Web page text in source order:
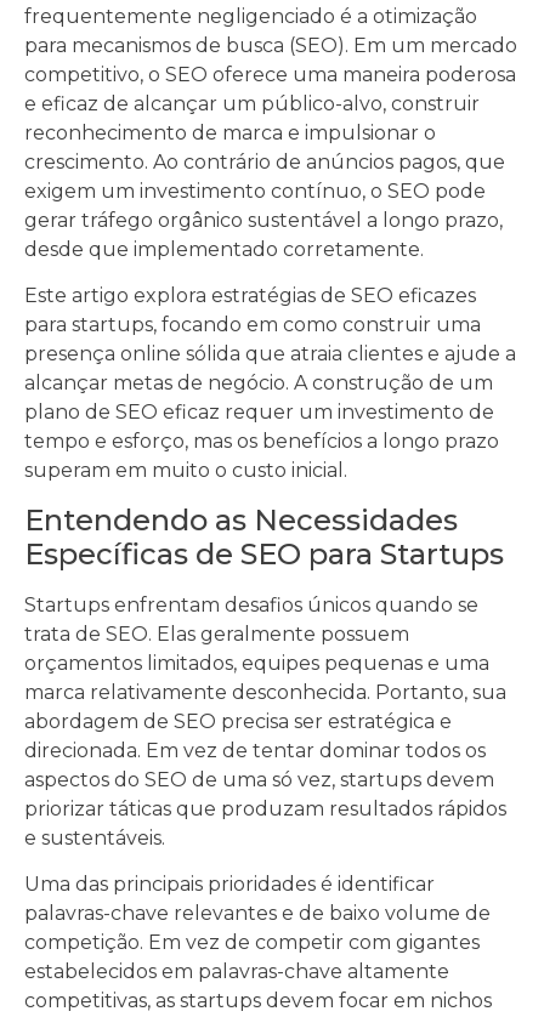
frequentemente negligenciado é a otimização
para mecanismos de busca (SEO). Em um mercado
competitivo, o SEO oferece uma maneira poderosa
e eficaz de alcançar um público-alvo, construir
reconhecimento de marca e impulsionar o
crescimento. Ao contrário de anúncios pagos, que
exigem um investimento contínuo, o SEO pode
gerar tráfego orgânico sustentável a longo prazo,
desde que implementado corretamente.
Este artigo explora estratégias de SEO eficazes
para startups, focando em como construir uma
presença online sólida que atraia clientes e ajude a
alcançar metas de negócio. A construção de um
plano de SEO eficaz requer um investimento de
tempo e esforço, mas os benefícios a longo prazo
superam em muito o custo inicial.
Entendendo as Necessidades
Específicas de SEO para Startups
Startups enfrentam desafios únicos quando se
trata de SEO. Elas geralmente possuem
orçamentos limitados, equipes pequenas e uma
marca relativamente desconhecida. Portanto, sua
abordagem de SEO precisa ser estratégica e
direcionada. Em vez de tentar dominar todos os
aspectos do SEO de uma só vez, startups devem
priorizar táticas que produzam resultados rápidos
e sustentáveis.
Uma das principais prioridades é identificar
palavras-chave relevantes e de baixo volume de
competição. Em vez de competir com gigantes
estabelecidos em palavras-chave altamente
competitivas, as startups devem focar em nichos